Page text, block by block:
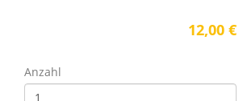
12,00 €
Anzahl